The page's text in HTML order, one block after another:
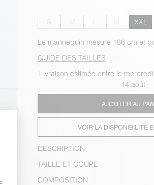
XXL
Le mannequin mesure 186 cm et
GUIDE DES TAILLES
Livraison estimée entre le
14 août
AJOUTER AU
VOIR LA DISPONIBILITE
DESCRIPTION
TAILLE ET COUPE
COMPOSITION